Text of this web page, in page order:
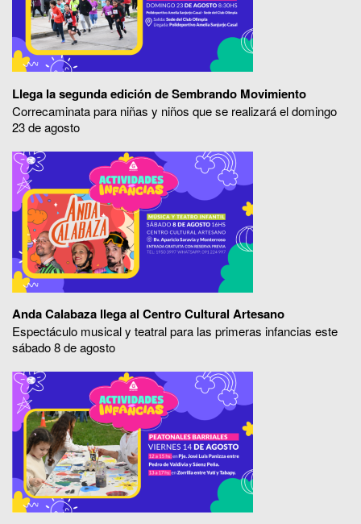
Llega la segunda edición de Sembrando Movimiento
Correcaminata para niñas y niños que se realizará el domingo
23 de agosto
Anda Calabaza llega al Centro Cultural Artesano
Espectáculo musical y teatral para las primeras infancias este
sábado 8 de agosto